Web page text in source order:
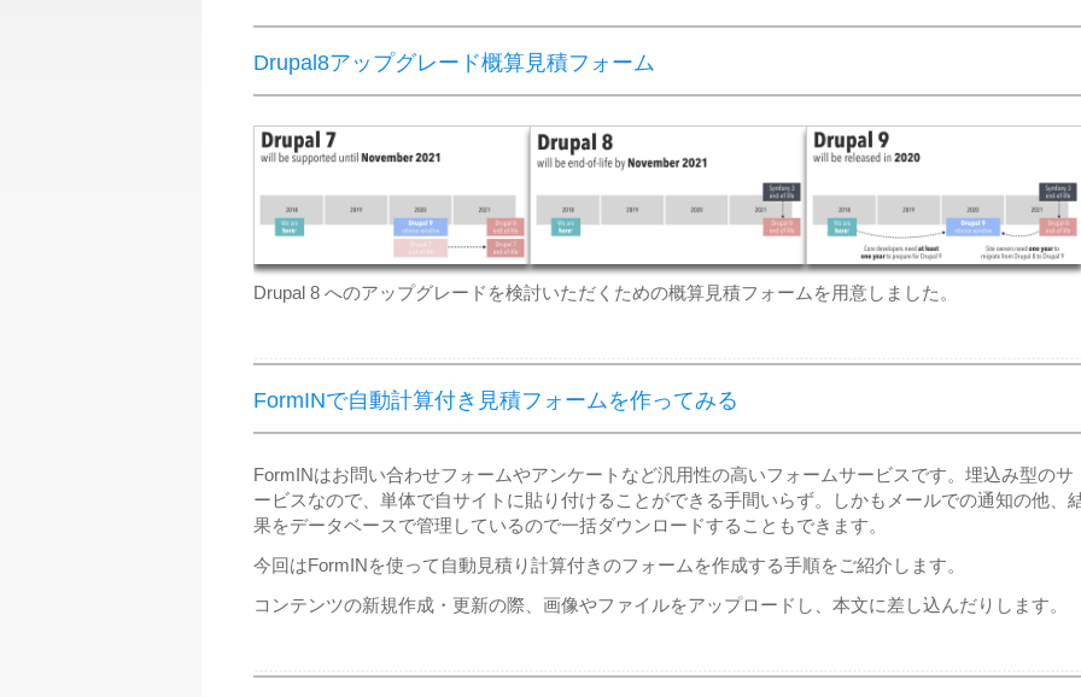
Drupal8アップグレード概算見積フォーム
Drupal 8 へのアップグレードを検討いただくための概算見積フォームを用意しました。
FormINで自動計算付き見積フォームを作ってみる
FormINはお問い合わせフォームやアンケートなど汎用性の高いフォームサービスです。埋込み型のサ
ービスなので、単体で自サイトに貼り付けることができる手間いらず。しかもメールでの通知の他、
果をデータベースで管理しているので一括ダウンロードすることもできます。
今回はFormINを使って自動見積り計算付きのフォームを作成する手順をご紹介します。
コンテンツの新規作成・更新の際、画像やファイルをアップロードし、本文に差し込んだりします。